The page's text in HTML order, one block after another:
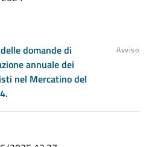
domande di
annuale dei
nel Mercatino del
Avviso